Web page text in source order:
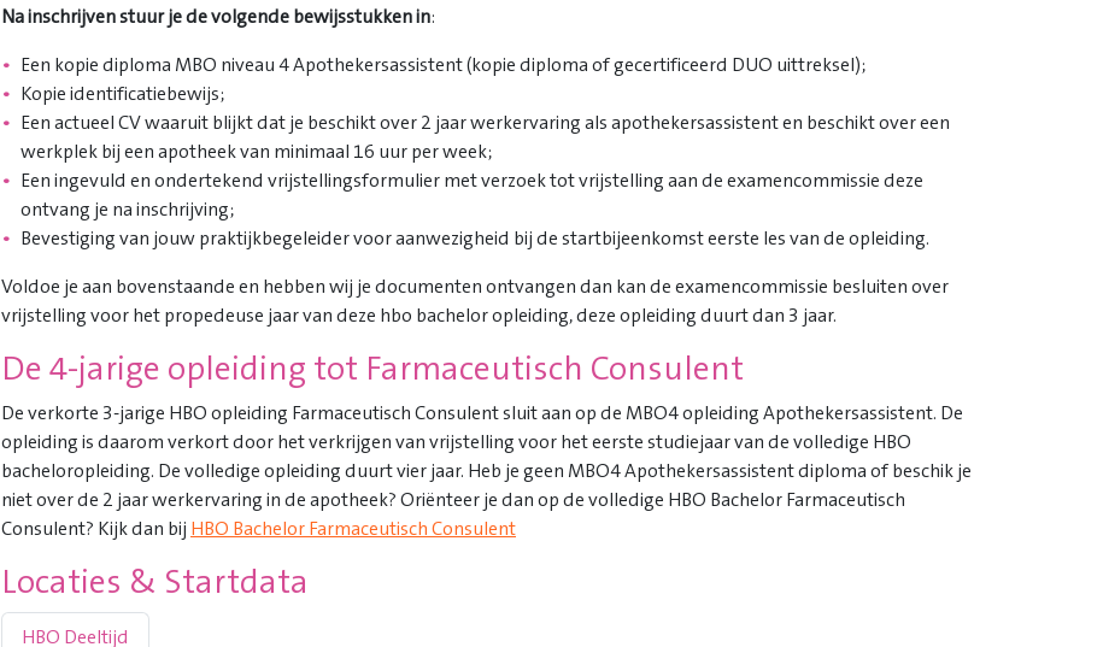
Na inschrijven stuur je de volgende bewijsstukken in:
Een kopie diploma MBO niveau 4 Apothekersassistent (kopie diploma of gecertificeerd DUO uittreksel);
Kopie identificatiebewijs;
Een actueel CV waaruit blijkt dat je beschikt over 2 jaar werkervaring als apothekersassistent en beschikt over een
werkplek bij een apotheek van minimaal 16 uur per week;
Een ingevuld en ondertekend vrijstellingsformulier met verzoek tot vrijstelling aan de examencommissie deze
ontvang je na inschrijving;
Bevestiging van jouw praktijkbegeleider voor aanwezigheid bij de startbijeenkomst eerste les van de opleiding.
Voldoe je aan bovenstaande en hebben wij je documenten ontvangen dan kan de examencommissie besluiten over
vrijstelling voor het propedeuse jaar van deze hbo bachelor opleiding, deze opleiding duurt dan 3 jaar.
De 4-jarige opleiding tot Farmaceutisch Consulent
De verkorte 3-jarige HBO opleiding Farmaceutisch Consulent sluit aan op de MBO4 opleiding Apothekersassistent. De
opleiding is daarom verkort door het verkrijgen van vrijstelling voor het eerste studiejaar van de volledige HBO
bacheloropleiding. De volledige opleiding duurt vier jaar. Heb je geen MBO4 Apothekersassistent diploma of beschik je
niet over de 2 jaar werkervaring in de apotheek? Oriënteer je dan op de volledige HBO Bachelor Farmaceutisch
Consulent? Kijk dan bij HBO Bachelor Farmaceutisch Consulent
Locaties & Startdata
HBO Deeltijd